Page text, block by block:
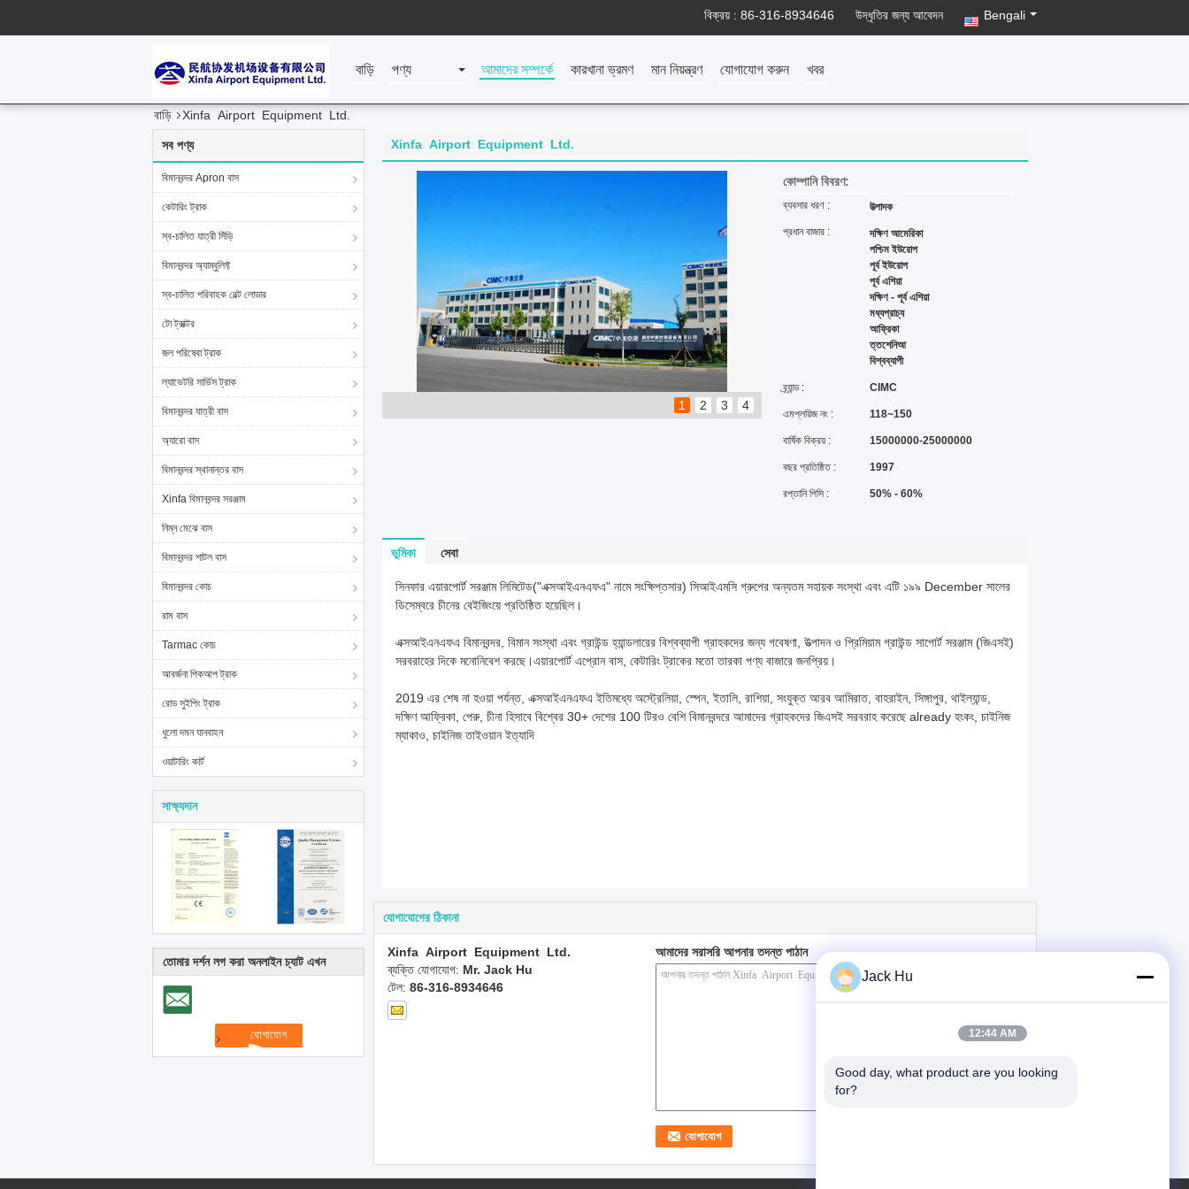
বিক্রয় : 86-316-8934646 উদ্ধৃতির জন্য আবেদন Bengali
বাড়ি পণ্য আমাদের সম্পর্কে কারখানা ভ্রমণ মান নিয়ন্ত্রণ যোগাযোগ করুন খবর
বাড়ি Xinfa Airport Equipment Ltd.
সব পণ্য
বিমানবন্দর Apron বাস
কেটারিং ট্রাক
স্ব-চালিত যাত্রী সিঁড়ি
বিমানবন্দর অ্যাম্বুলিফ্ট
স্ব-চালিত পরিবাহক বেল্ট লোডার
টো ট্রাক্টর
জল পরিষেবা ট্রাক
ল্যাভেটরি সার্ভিস ট্রাক
বিমানবন্দর যাত্রী বাস
অ্যারো বাস
বিমানবন্দর স্থানান্তর বাস
Xinfa বিমানবন্দর সরঞ্জাম
নিম্ন মেঝে বাস
বিমানবন্দর শাটল বাস
বিমানবন্দর কোচ
রাম বাস
Tarmac কোচ
আবর্জনা পিকআপ ট্রাক
রোড সুইপিং ট্রাক
ধুলো দমন যানবাহন
ওয়াটারিং কার্ট
সাক্ষ্যদান
তোমার দর্শন লগ করা অনলাইন চ্যাট এখন
Xinfa Airport Equipment Ltd.
1 2 3 4
কোম্পানি বিবরণ:
ব্যবসার ধরণ :
উত্পাদক
প্রধান বাজার :
দক্ষিণ আমেরিকা
পশ্চিম ইউরোপ
পূর্ব ইউরোপ
পূর্ব এশিয়া
দক্ষিণ - পূর্ব এশিয়া
মধ্যপ্রাচ্য
আফ্রিকা
ত্তশেনিআ
বিশ্বব্যাপী
ব্র্যান্ড : CIMC
এমপ্লয়িজ নং : 118~150
বার্ষিক বিক্রয় : 15000000-25000000
বছর প্রতিষ্ঠিত : 1997
রপ্তানি পিসি : 50% - 60%
ভূমিকা সেবা
সিনফার এয়ারপোর্ট সরঞ্জাম লিমিটেড("এক্সআইএনএফএ" নামে সংক্ষিপ্তসার) সিআইএমসি গ্রুপের অন্যতম সহায়ক সংস্থা এবং এটি ১৯৯ December সালের
ডিসেম্বরে চীনের বেইজিংয়ে প্রতিষ্ঠিত হয়েছিল।
এক্সআইএনএফএ বিমানবন্দর, বিমান সংস্থা এবং গ্রাউন্ড হ্যান্ডলারের বিশ্বব্যাপী গ্রাহকদের জন্য গবেষণা, উত্পাদন ও প্রিমিয়াম গ্রাউন্ড সাপোর্ট সরঞ্জাম (জিএসই)
সরবরাহের দিকে মনোনিবেশ করছে।এয়ারপোর্ট এপ্রোন বাস, কেটারিং ট্রাকের মতো তারকা পণ্য বাজারে জনপ্রিয়।
2019 এর শেষ না হওয়া পর্যন্ত, এক্সআইএনএফএ ইতিমধ্যে অস্ট্রেলিয়া, স্পেন, ইতালি, রাশিয়া, সংযুক্ত আরব আমিরাত, বাহরাইন, সিঙ্গাপুর, থাইল্যান্ড,
দক্ষিণ আফ্রিকা, পেরু, চীনা হিসাবে বিশ্বের 30+ দেশের 100 টিরও বেশি বিমানবন্দরে আমাদের গ্রাহকদের জিএসই সরবরাহ করেছে already হংকং, চাইনিজ
ম্যাকাও, চাইনিজ তাইওয়ান ইত্যাদি
যোগাযোগের ঠিকানা
Xinfa Airport Equipment Ltd.
ব্যক্তি যোগাযোগ: Mr. Jack Hu
টেল: 86-316-8934646
আমাদের সরাসরি আপনার তদন্ত পাঠান
Jack Hu
12:44 AM
Good day, what product are you looking
for?